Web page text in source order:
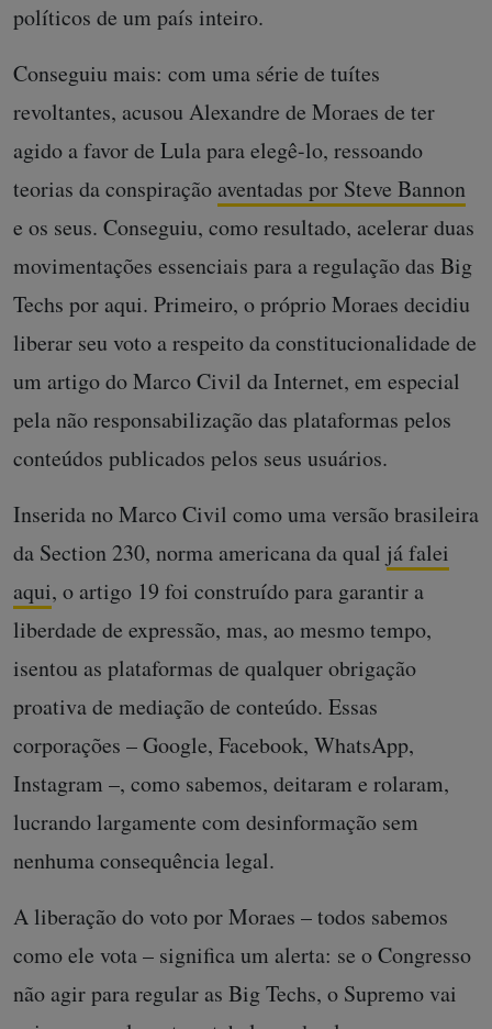
políticos de um país inteiro.
Conseguiu mais: com uma série de tuítes
revoltantes, acusou Alexandre de Moraes de ter
agido a favor de Lula para elegê-lo, ressoando
teorias da conspiração aventadas por Steve Bannon
e os seus. Conseguiu, como resultado, acelerar duas
movimentações essenciais para a regulação das Big
Techs por aqui. Primeiro, o próprio Moraes decidiu
liberar seu voto a respeito da constitucionalidade de
um artigo do Marco Civil da Internet, em especial
pela não responsabilização das plataformas pelos
conteúdos publicados pelos seus usuários.
Inserida no Marco Civil como uma versão brasileira
da Section 230, norma americana da qual já falei
aqui, o artigo 19 foi construído para garantir a
liberdade de expressão, mas, ao mesmo tempo,
isentou as plataformas de qualquer obrigação
proativa de mediação de conteúdo. Essas
corporações – Google, Facebook, WhatsApp,
Instagram –, como sabemos, deitaram e rolaram,
lucrando largamente com desinformação sem
nenhuma consequência legal.
A liberação do voto por Moraes – todos sabemos
como ele vota – significa um alerta: se o Congresso
não agir para regular as Big Techs, o Supremo vai